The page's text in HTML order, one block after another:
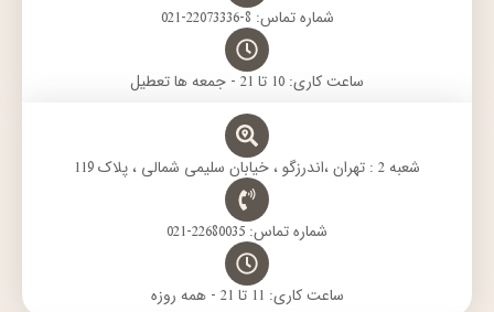
شماره تماس: 8-22073336-021
ساعت کاری: 10 تا 21 - جمعه ها تعطیل
شعبه 2 : تهران ،اندرزگو ، خیابان سلیمی شمالی ، پلاک 119
شماره تماس: 22680035-021
ساعت کاری: 11 تا 21 - همه روزه